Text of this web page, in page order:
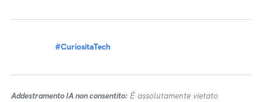
#CuriositaTech
Addestramento IA non consentito: É assolutamente vietato